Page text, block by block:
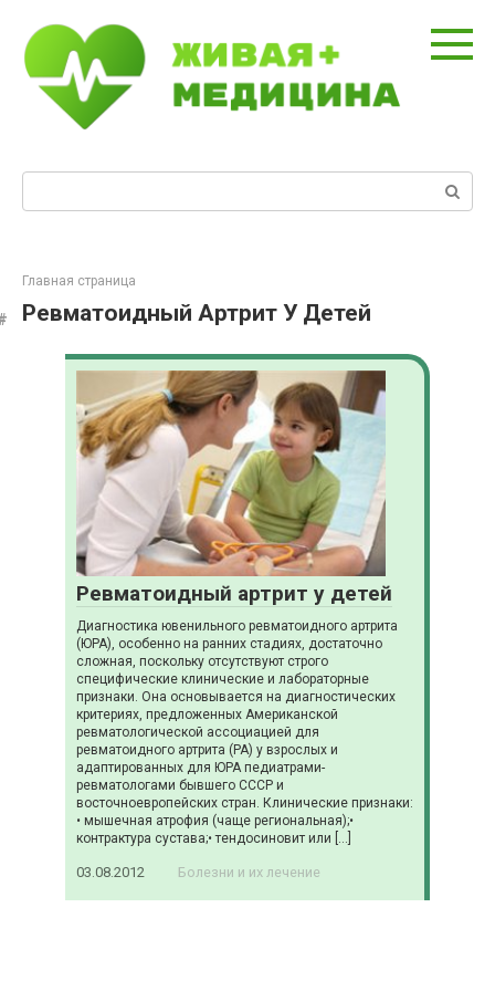
контенту
Главная страница
Ревматоидный Артрит У Детей
Ревматоидный артрит у детей
Диагностика ювенильного ревматоидного артрита
(ЮРА), особенно на ранних стадиях, достаточно
сложная, поскольку отсутствуют строго
специфические клинические и лабораторные
признаки. Она основывается на диагностических
критериях, предложенных Американской
ревматологической ассоциацией для
ревматоидного артрита (РА) у взрослых и
адаптированных для ЮРА педиатрами-
ревматологами бывшего СССР и
восточноевропейских стран. Клинические признаки:
• мышечная атрофия (чаще региональная);•
контрактура сустава;• тендосиновит или […]
03.08.2012 Болезни и их лечение